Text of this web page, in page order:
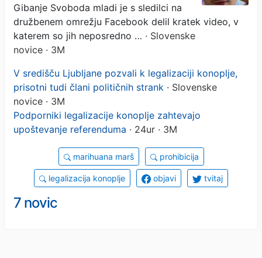
Gibanje Svoboda mladi je s sledilci na
družbenem omrežju Facebook delil kratek video, v
katerem so jih neposredno … · Slovenske
novice · 3M
V središču Ljubljane pozvali k legalizaciji konoplje,
prisotni tudi člani političnih strank · Slovenske
novice · 3M
Podporniki legalizacije konoplje zahtevajo
upoštevanje referenduma · 24ur · 3M
marihuana marš prohibicija
legalizacija konoplje objavi tvitaj
7 novic